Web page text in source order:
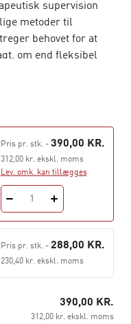
supervision
metoder til
behovet for at
om end fleksibel
kognitiv
interventioner, der
skrevet i et
eksempler og
som
Pris pr. stk.- 390,00 KR.
312,00 kr. ekskl. moms
Lev. omk. kan tillægges
1
Pris pr. stk.- 288,00 KR.
230,40 kr. ekskl. moms
390,00 KR.
312,00 kr. ekskl. moms